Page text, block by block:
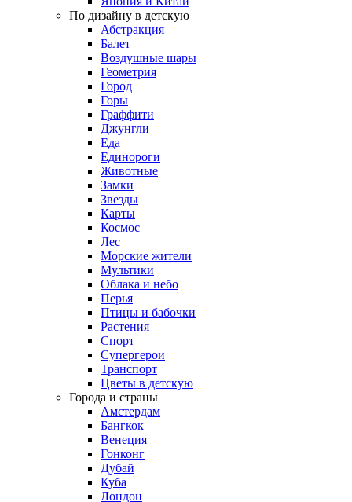
По дизайну в детскую
Абстракция
Балет
Воздушные шары
Геометрия
Город
Горы
Граффити
Джунгли
Еда
Единороги
Животные
Замки
Звезды
Карты
Космос
Лес
Морские жители
Мультики
Облака и небо
Перья
Птицы и бабочки
Растения
Спорт
Супергерои
Транспорт
Цветы в детскую
Города и страны
Амстердам
Бангкок
Венеция
Гонконг
Дубай
Куба
Лондон